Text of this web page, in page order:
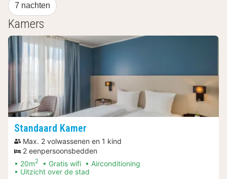
7 nachten
Kamers
Standaard Kamer
Max. 2 volwassenen en 1 kind
2 eenpersoonsbedden
20m2 Gratis wifi
Airconditioning
Uitzicht over de stad